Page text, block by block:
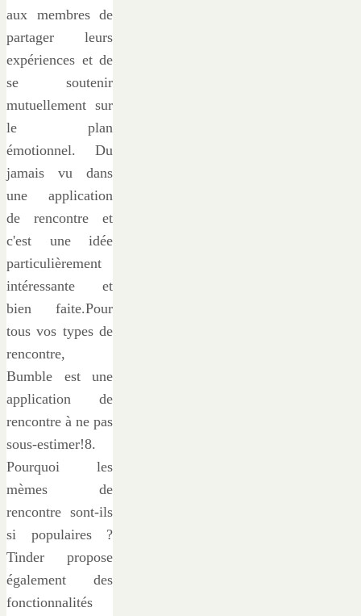
aux membres de
partager leurs
expériences et de
se soutenir
mutuellement sur
le plan
émotionnel. Du
jamais vu dans
une application
de rencontre et
c'est une idée
particulièrement
intéressante et
bien faite.Pour
tous vos types de
rencontre,
Bumble est une
application de
rencontre à ne pas
sous-estimer!8.
Pourquoi les
mèmes de
rencontre sont-ils
si populaires ?
Tinder propose
également des
fonctionnalités